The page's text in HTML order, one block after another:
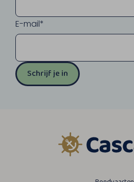
E-mail*
Schrijf je in